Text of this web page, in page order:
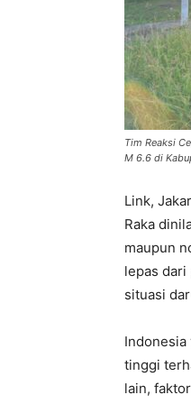
Tim Reaksi
M 6.6 di
Link,
Raka
maupun
lepas
situasi
Indonesia
tinggi
lain,